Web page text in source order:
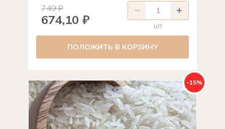
749 ₽
674,10 ₽ шт
ПОЛОЖИТЬ В КОРЗИНУ
-15%